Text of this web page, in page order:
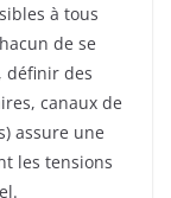
à tous
de se
définir des
canaux de
assure une
les tensions